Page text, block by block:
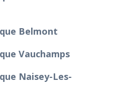
Belmont
Vauchamps
Naisey-Les-